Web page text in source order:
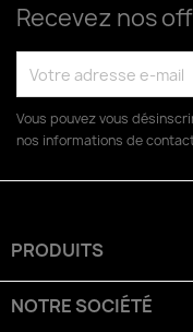
Recevez nos
Vous pouvez vous
nos informations de
PRODUITS
NOTRE SOCIÉTÉ